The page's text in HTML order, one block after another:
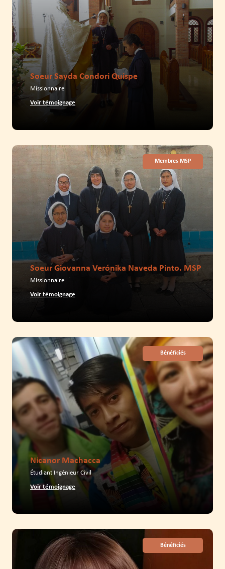
Soeur Sayda Condori Quispe
Missionnaire
Voir témoignage
Membres MSP
Soeur Giovanna Verónika Naveda Pinto. MSP
Missionnaire
Voir témoignage
Bénéficiés
Nicanor Machacca
Étudiant Ingénieur Civil
Voir témoignage
Bénéficiés